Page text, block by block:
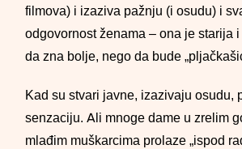
filmova) i izaziva pažnju (i osudu) i
odgovornost ženama – ona je starija
da zna bolje, nego da bude
Kad su stvari javne, izazivaju osudu,
senzaciju. Ali mnoge dame u zrelim
mlađim muškarcima prolaze „ispod